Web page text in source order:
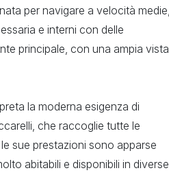
per navigare a velocità medie,
e interni con delle
principale, con una ampia vista
la moderna esigenza di
che raccoglie tutte le
sue prestazioni sono apparse
abitabili e disponibili in diverse